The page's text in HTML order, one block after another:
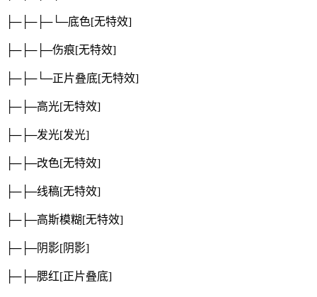
├─├─├─└─底色[无特效]
├─├─├─伤痕[无特效]
├─├─└─正片叠底[无特效]
├─├─高光[无特效]
├─├─发光[发光]
├─├─改色[无特效]
├─├─线稿[无特效]
├─├─高斯模糊[无特效]
├─├─阴影[阴影]
├─├─腮红[正片叠底]